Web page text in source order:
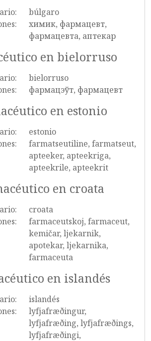
búlgaro
химик, фармацевт,
фармацевта, аптекар
en bielorruso
bielorruso
фармацэўт, фармацевт
en estonio
estonio
farmatseutiline, farmatseut,
apteeker, apteekriga,
apteekrile, apteekrit
en croata
croata
farmaceutskoj, farmaceut,
kemičar, ljekarnik,
apotekar, ljekarnika,
farmaceuta
en islandés
islandés
lyfjafræðingur,
lyfjafræðing, lyfjafræðings,
lyfjafræðingi,